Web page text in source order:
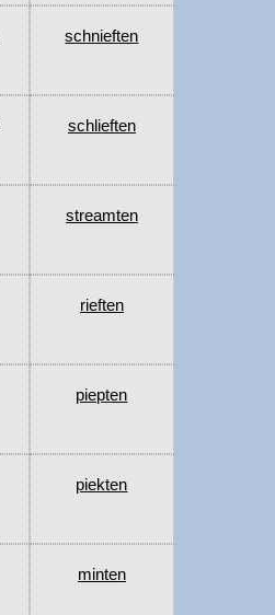
schnieften
schlieften
streamten
rieften
piepten
piekten
minten